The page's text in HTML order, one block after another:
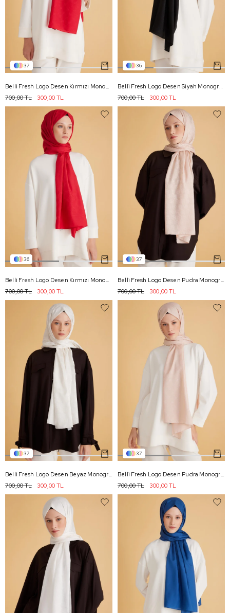
37
300,00 TL
700,00 TL
36
300,00 TL
700,00 TL
36
Belli Fresh Logo Desen Kırmızı Monogram Şal 2 - 98
300,00 TL
700,00 TL
37
Belli Fresh Logo Desen Pudra Monogram Şal 1 - 73
300,00 TL
700,00 TL
37
300,00 TL
700,00 TL
37
300,00 TL
700,00 TL